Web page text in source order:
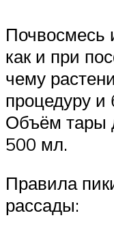
Почвосмесь
как и при
чему
процедуру и
Объём тары
500 мл.
Правила
рассады: